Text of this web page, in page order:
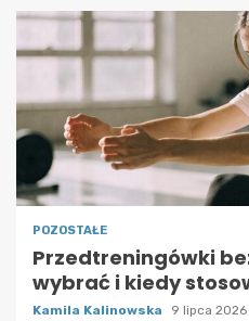
POZOSTAŁE
Przedtreningówki
wybrać i kiedy
Kamila Kalinowska 9 lipca 2026